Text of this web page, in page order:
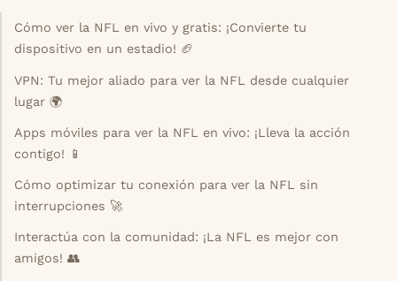
Cómo ver la NFL en vivo y gratis: ¡Convierte tu
dispositivo en un estadio! 🏈
VPN: Tu mejor aliado para ver la NFL desde cualquier
lugar 🌍
Apps móviles para ver la NFL en vivo: ¡Lleva la acción
contigo! 📱
Cómo optimizar tu conexión para ver la NFL sin
interrupciones 🚀
Interactúa con la comunidad: ¡La NFL es mejor con
amigos! 👥